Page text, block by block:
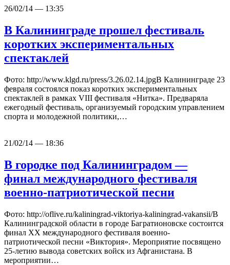
26/02/14 — 13:35
В Калининграде прошел фестиваль
коротких экспериментальных
спектаклей
Фото: http://www.klgd.ru/press/3.26.02.14.jpgВ Калининграде 23
февраля состоялся показ коротких экспериментальных
спектаклей в рамках VIII фестиваля «Нитка». Предваряла
ежегодный фестиваль, организуемый городским управлением
спорта и молодежной политики,…
21/02/14 — 18:36
В городке под Калининградом —
финал международного фестиваля
военно-патриотической песни
Фото: http://oflive.ru/kaliningrad-viktoriya-kaliningrad-vakansii/В
Калининградской области в городе Багратионовске состоится
финал XX международного фестиваля военно-
патриотической песни «Виктория». Мероприятие посвящено
25-летию вывода советских войск из Афганистана. В
мероприятии…